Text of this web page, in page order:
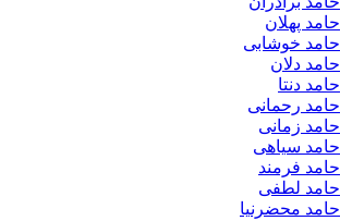
حامد پهلان
حامد خوشابی
حامد دلان
حامد دنتا
حامد رحمانی
حامد زمانی
حامد سیاهی
حامد فرمند
حامد لطفی
حامد محضرنیا